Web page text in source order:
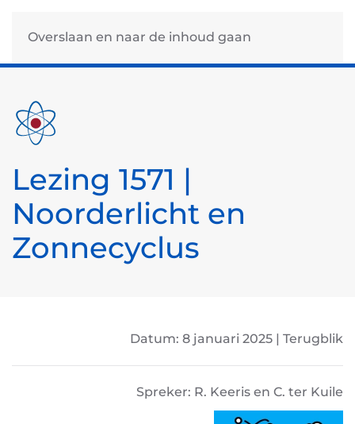
Overslaan en naar de inhoud gaan
Lezing 1571 |
Noorderlicht en
Zonnecyclus
Datum: 8 januari 2025 | Terugblik
Spreker: R. Keeris en C. ter Kuile